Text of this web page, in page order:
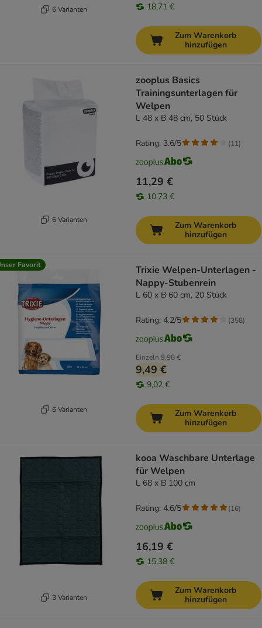
6 Varianten 18,71 €
Zum Warenkorb
hinzufügen
6 Varianten
zooplus Basics
Trainingsunterlagen für
Welpen
L 48 x B 48 cm, 50 Stück
11,29 €
10,73 €
Rating: 3.6/5 (11)
Zum Warenkorb
hinzufügen
Favorit
6 Varianten
Trixie Welpen-Unterlagen -
Nappy-Stubenrein
L 60 x B 60 cm, 20 Stück
Einzeln 9,98 €
9,49 €
9,02 €
Rating: 4.2/5 (358)
Zum Warenkorb
hinzufügen
3 Varianten
kooa Waschbare Unterlage
für Welpen
L 68 x B 100 cm
16,19 €
15,38 €
Rating: 4.6/5 (16)
Zum Warenkorb
hinzufügen